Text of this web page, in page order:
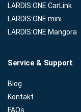
LARDIS:ONE CarLink
LARDIS:ONE mini
LARDIS:ONE Mangora
Service & Support
Blog
Kontakt
FAQs